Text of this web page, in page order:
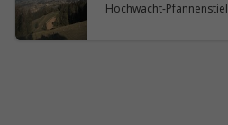
Hochwacht-Pfannenstiel